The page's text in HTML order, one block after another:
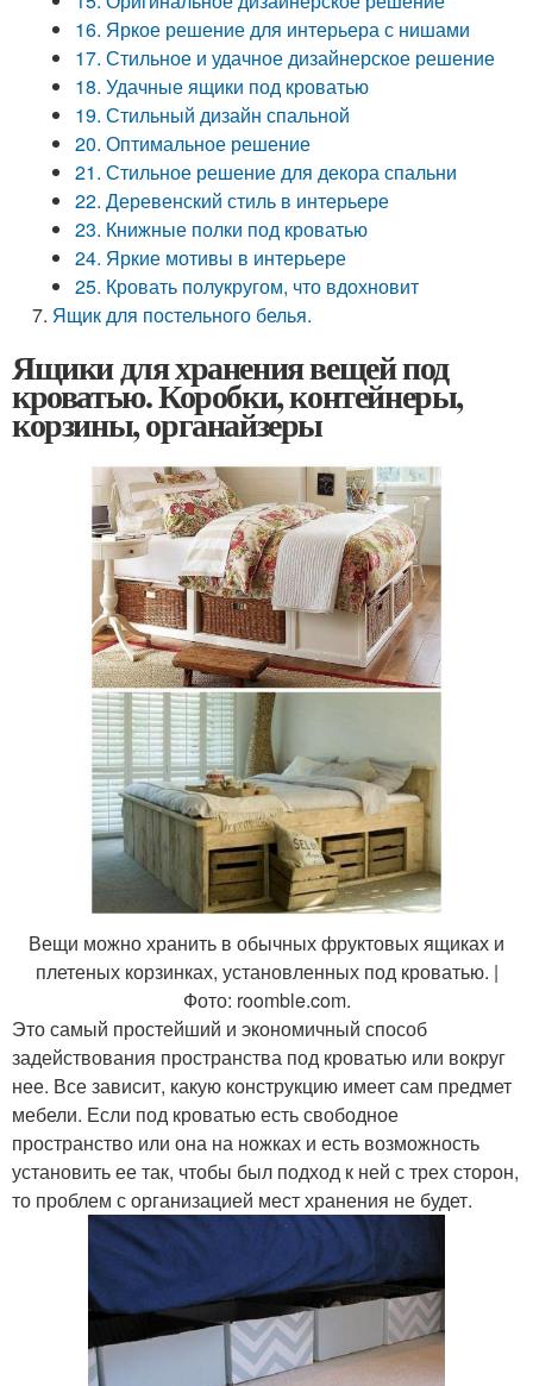
16. Яркое решение для интерьера с нишами
17. Стильное и удачное дизайнерское решение
18. Удачные ящики под кроватью
19. Стильный дизайн спальной
20. Оптимальное решение
21. Стильное решение для декора спальни
22. Деревенский стиль в интерьере
23. Книжные полки под кроватью
24. Яркие мотивы в интерьере
25. Кровать полукругом, что вдохновит
Ящик для постельного белья.
Ящики для хранения вещей под
кроватью. Коробки, контейнеры,
корзины, органайзеры
Вещи можно хранить в обычных фруктовых ящиках и
плетеных корзинках, установленных под кроватью. |
Фото: roomble.com.
Это самый простейший и экономичный способ
задействования пространства под кроватью или вокруг
нее. Все зависит, какую конструкцию имеет сам предмет
мебели. Если под кроватью есть свободное
пространство или она на ножках и есть возможность
установить ее так, чтобы был подход к ней с трех сторон,
то проблем с организацией мест хранения не будет.